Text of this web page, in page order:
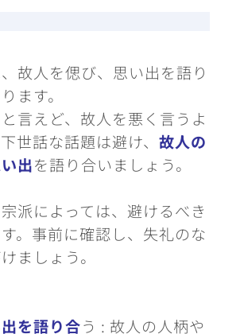
故人を偲び、思い出を語り
ます。
言えど、故人を悪く言うよ
世話な話題は避け、 故人の
出を語り合いましょう。
派によっては、避けるべき
。事前に確認し、失礼のな
ましょう。
を語り合う : 故人の人柄や